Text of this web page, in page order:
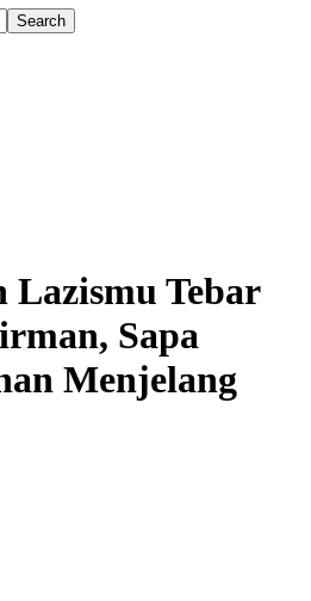
Lazismu Tebar
Sapa
Menjelang